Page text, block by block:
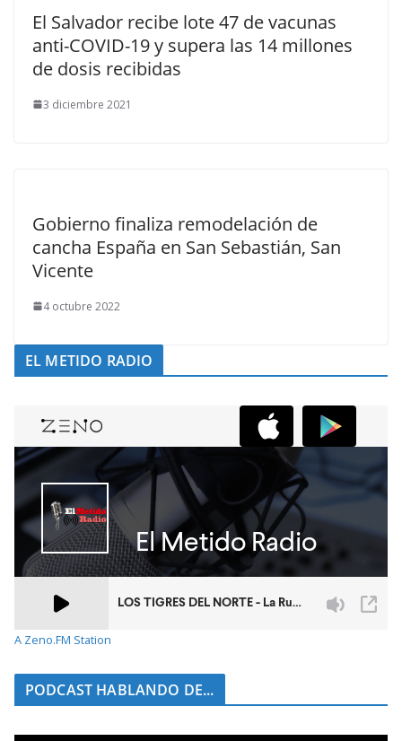
El Salvador recibe lote 47 de vacunas
anti-COVID-19 y supera las 14 millones
de dosis recibidas
3 diciembre 2021
Gobierno finaliza remodelación de
cancha España en San Sebastián, San
Vicente
4 octubre 2022
EL METIDO RADIO
A Zeno.FM Station
PODCAST HABLANDO DE...